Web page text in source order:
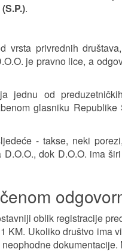
.
vrsta privrednih
je pravno lice, a
od
glasniku
- takse, neki
dok D.O.O. ima
oblik registracije
KM. Ukoliko društvo ima
dokumentacije.